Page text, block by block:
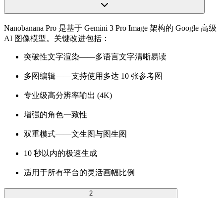
Nanobanana Pro 是基于 Gemini 3 Pro Image 架构的 Google 高级
AI 图像模型。关键改进包括：
突破性文字渲染——多语言文字清晰易读
多图编辑——支持使用多达 10 张参考图
专业级高分辨率输出 (4K)
增强的角色一致性
双重模式——文生图与图生图
10 秒以内的极速生成
适用于所有平台的灵活画幅比例
2